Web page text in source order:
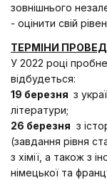
зовнішнього
- оцінити свій
ТЕРМІНИ
У 2022 році
відбудеться:
19 березня з
літератури;
26 березня з
(завдання рівня
з хімії, а також з
німецької та